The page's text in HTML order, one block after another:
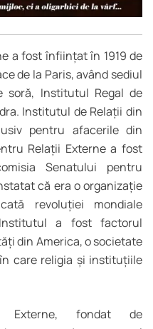
a fost înființat în 1919 de
de la Paris, având sediul
soră, Institutul Regal de
Institutul de Relații din
pentru afacerile din
Relații Externe a fost
Senatului pentru
că era o organizație
revoluției mondiale
a fost factorul
din America, o societate
care religia și instituțiile
Externe, fondat de